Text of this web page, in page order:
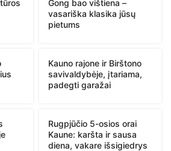
Gong bao vištiena –
vasariška klasika jūsų
pietums
Kauno rajone ir Birštono
savivaldybėje, įtariama,
padegti garažai
Rugpjūčio 5-osios orai
Kaune: karšta ir sausa
diena, vakare išsigiedrys